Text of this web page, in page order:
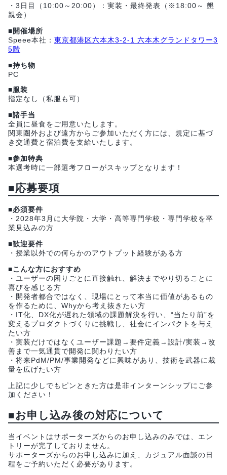
・3日目（10:00～20:00）：実装・最終発表（※18:00～ 懇
親会）
■開催場所
Speee本社： 東京都港区六本木3-2-1 六本木グランドタワー3
5階
■持ち物
PC
■服装
指定なし（私服も可）
■諸手当
全員に昼食をご用意いたします。
関東圏外および遠方からご参加いただく方には、規定に基づ
き交通費と宿泊費を支給いたします。
■参加特典
本選考時に一部選考フローがスキップとなります！
■応募要項
■必須要件
・2028年3月に大学院・大学・高等専門学校・専門学校を卒
業見込みの方
■歓迎要件
・授業以外での何らかのアウトプット経験がある方
■こんな方におすすめ
・ユーザーの困りごとに直接触れ、解決までやり切ることに
喜びを感じる方
・開発者都合ではなく、現場にとって本当に価値があるもの
を作るために、Whyから考え抜きたい方
・IT化、DX化が遅れた領域の課題解決を行い、“当たり前”を
変えるプロダクトづくりに挑戦し、社会にインパクトを与え
たい方
・実装だけではなくユーザー課題→要件定義→設計/実装→改
善まで一気通貫で開発に関わりたい方
・将来PdM/PM/事業開発などに興味があり、技術を武器に裁
量を広げたい方
上記に少しでもピンときた方は是非インターンシップにご参
加ください！
■お申し込み後の対応について
当イベントはサポーターズからのお申し込みのみでは、エン
トリーが完了しておりません。
サポーターズからのお申し込みに加え、カジュアル面談の日
程をご予約いただく必要があります。